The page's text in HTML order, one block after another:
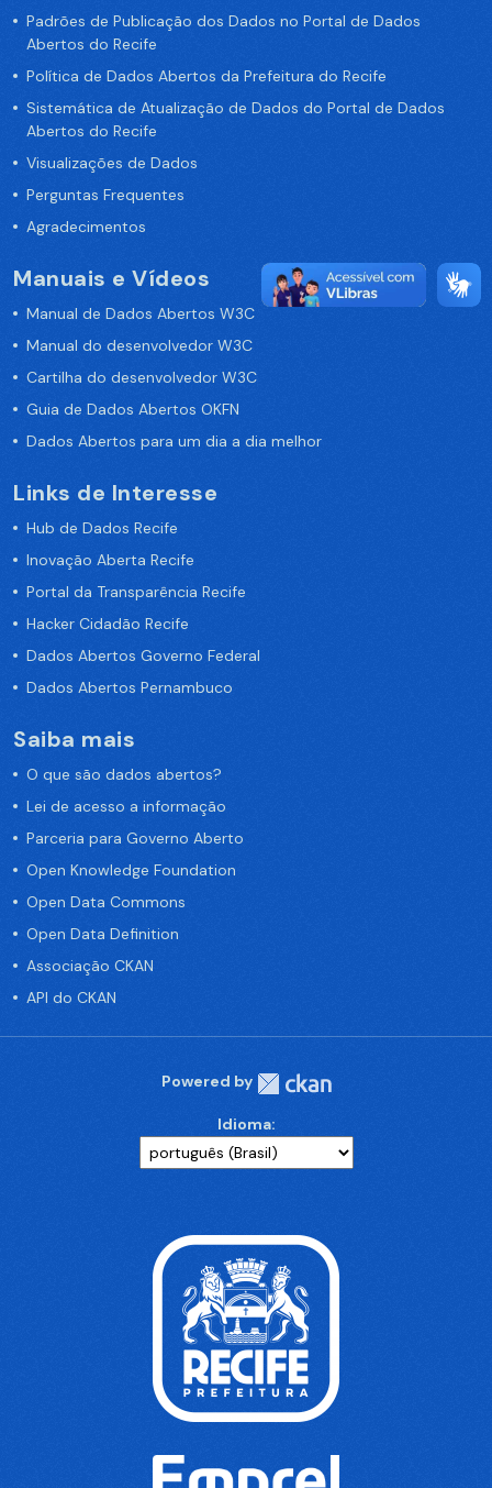
Padrões de Publicação dos Dados no Portal de Dados
Abertos do Recife
Política de Dados Abertos da Prefeitura do Recife
Sistemática de Atualização de Dados do Portal de Dados
Abertos do Recife
Visualizações de Dados
Perguntas Frequentes
Agradecimentos
Manuais e Vídeos
Manual de Dados Abertos W3C
Manual do desenvolvedor W3C
Cartilha do desenvolvedor W3C
Guia de Dados Abertos OKFN
Dados Abertos para um dia a dia melhor
Links de Interesse
Hub de Dados Recife
Inovação Aberta Recife
Portal da Transparência Recife
Hacker Cidadão Recife
Dados Abertos Governo Federal
Dados Abertos Pernambuco
Saiba mais
O que são dados abertos?
Lei de acesso a informação
Parceria para Governo Aberto
Open Knowledge Foundation
Open Data Commons
Open Data Definition
Associação CKAN
API do CKAN
Powered by
Idioma